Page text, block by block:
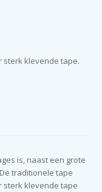
sterk klevende tape.
is, naast een grote
traditionele tape
sterk klevende tape